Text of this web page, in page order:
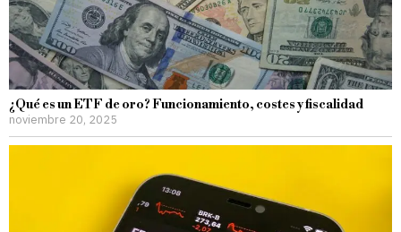
¿Qué es un ETF de oro? Funcionamiento, costes y fiscalidad
noviembre 20, 2025